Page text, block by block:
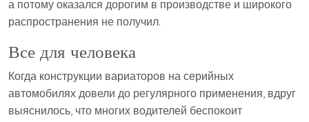
а потому оказался дорогим в производстве и широкого
распространения не получил.
Все для человека
Когда конструкции вариаторов на серийных
автомобилях довели до регулярного применения, вдруг
выяснилось, что многих водителей беспокоит